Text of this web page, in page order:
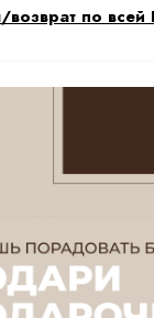
по всей